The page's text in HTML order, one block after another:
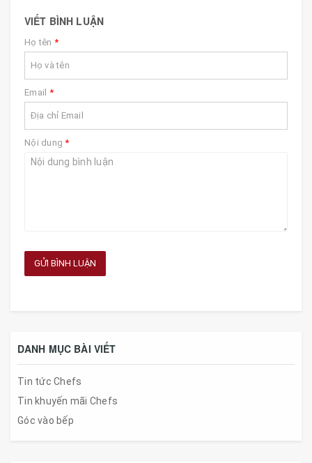
VIẾT BÌNH LUẬN
Họ tên *
Email *
Nội dung*
GỬI BÌNH LUẬN
DANH MỤC BÀI VIẾT
Tin tức Chefs
Tin khuyến mãi Chefs
Góc vào bếp